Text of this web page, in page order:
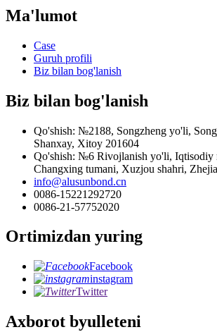
Ma'lumot
Case
Guruh profili
Biz bilan bog'lanish
Biz bilan bog'lanish
Qo'shish: №2188, Songzheng yo'li,
Shanxay, Xitoy 201604
Qo'shish: №6 Rivojlanish yo'li, Iqtisodiy
Changxing tumani, Xuzjou shahri,
info@alusunbond.cn
0086-15221292720
0086-21-57752020
Ortimizdan yuring
Facebook
instagram
Twitter
Axborot byulleteni